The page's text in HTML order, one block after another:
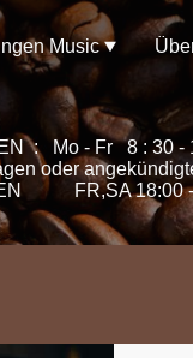
Music
: Mo - Fr 8 : 30
oder
FR,SA 18:00 -